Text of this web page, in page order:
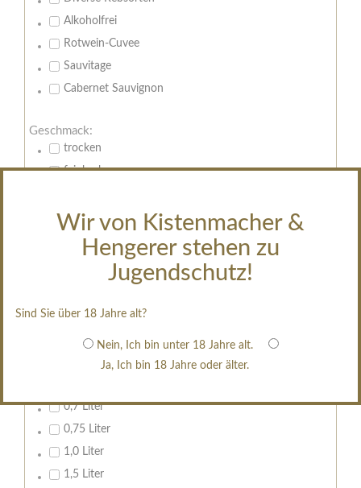
Wir von Kistenmacher &
Hengerer stehen zu
Jugendschutz!
Sind Sie über 18 Jahre alt?
Nein, Ich bin unter 18 Jahre alt.
Ja, Ich bin 18 Jahre oder älter.
Alkoholfrei
Rotwein-Cuvee
Sauvitage
Cabernet Sauvignon
Geschmack:
trocken
feinherb
restsüß
edelsüß
weißgekeltert
im Holzfass gereift
0,7 Liter
0,75 Liter
1,0 Liter
1,5 Liter